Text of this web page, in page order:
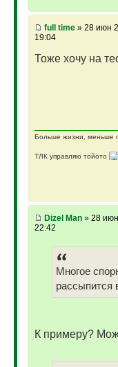
full time» 28 июн
19:04
Тоже хочу на
Больше жизни, меньше
ТЛК управляю тойото
Dizel Man» 28
22:42
Многое
рассыпится
К примеру?